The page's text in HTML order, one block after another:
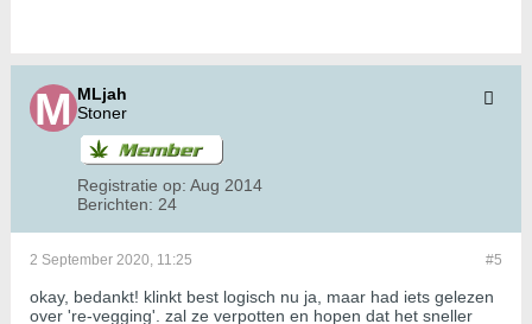
MLjah
Stoner
Registratie op: Aug 2014
Berichten: 24
#5
2 September 2020, 11:25
okay, bedankt! klinkt best logisch nu ja, maar had iets gelezen
over 're-vegging'. zal ze verpotten en hopen dat het sneller